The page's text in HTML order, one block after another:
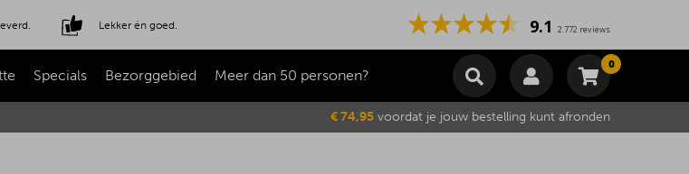
Lekker én goed. 9.1 2.772 reviews
Specials Bezorggebied Meer dan 50 personen?
0
Winkelmand
Subtotaal €0,00
€ 74,95 voordat je jouw bestelling kunt afronden